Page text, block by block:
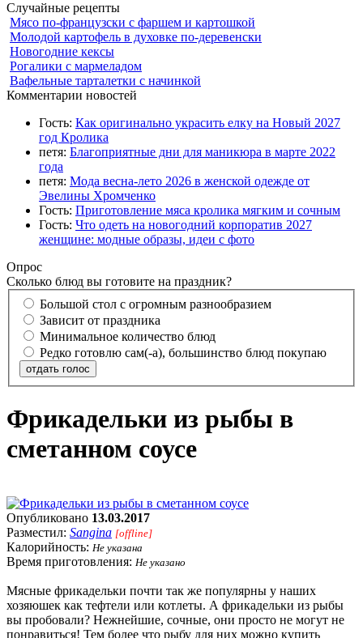
Случайные рецепты
Мясо по-французски с фаршем и картошкой
Молодой картофель в духовке по-деревенски
Новогодние кексы
Рогалики с мармеладом
Вафельные тарталетки с начинкой
Комментарии новостей
Гость: Как оригинально украсить елку на Новый 2027
год Кролика
петя: Благоприятные дни для маникюра в марте 2022
года
петя: Мода весна-лето 2026 в женской одежде от
Эвелины Хромченко
Гость: Приготовление мяса кролика мягким и сочным
Гость: Что одеть на новогодний корпоратив 2027
женщине: модные образы, идеи с фото
Опрос
Сколько блюд вы готовите на праздник?
Большой стол с огромным разнообразием
Зависит от праздника
Минимальное количество блюд
Редко готовлю сам(-а), большинство блюд покупаю
отдать голос
Фрикадельки из рыбы в
сметанном соусе
Опубликовано 13.03.2017
Разместил: Sangina [offline]
Калорийность: Не указана
Время приготовления: Не указано
Мясные фрикадельки почти так же популярны у наших
хозяюшек как тефтели или котлеты. А фрикадельки из рыбы
вы пробовали? Нежнейшие, сочные, они просто не могут не
понравиться! Тем более что рыбу для них можно купить